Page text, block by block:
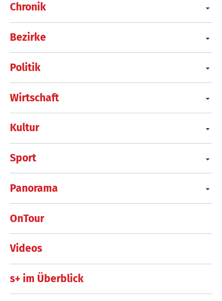
Chronik
Bezirke
Politik
Wirtschaft
Kultur
Sport
Panorama
OnTour
Videos
s+ im Überblick